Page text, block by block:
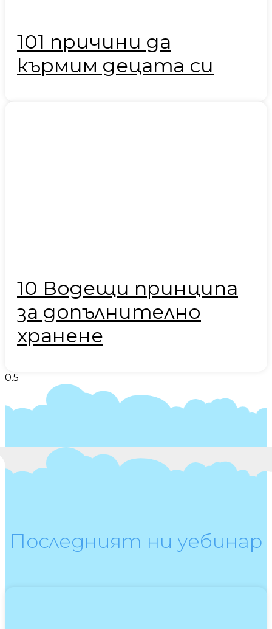
101 причини да
кърмим децата си
10 Водещи принципа
за допълнително
хранене
Последният ни уебинар